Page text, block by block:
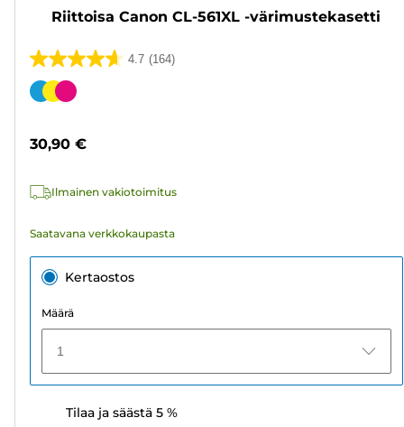
Riittoisa Canon CL-561XL -värimustekasetti
4.7 (164)
4.7/5
tähteä.
Värikasetti
30,90 €
Ilmainen vakiotoimitus
Saatavana verkkokaupasta
Kertaostos
Määrä
1
Tilaa ja säästä 5 %